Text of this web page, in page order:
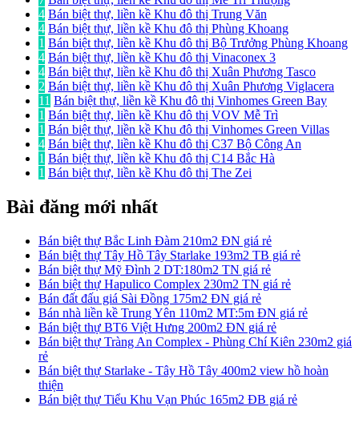
4 Bán biệt thự, liền kề Khu đô thị Trung Văn
4 Bán biệt thự, liền kề Khu đô thị Phùng Khoang
1 Bán biệt thự, liền kề Khu đô thị Bộ Trưởng Phùng Khoang
4 Bán biệt thự, liền kề Khu đô thị Vinaconex 3
4 Bán biệt thự, liền kề Khu đô thị Xuân Phương Tasco
2 Bán biệt thự, liền kề Khu đô thị Xuân Phương Viglacera
11 Bán biệt thự, liền kề Khu đô thị Vinhomes Green Bay
1 Bán biệt thự, liền kề Khu đô thị VOV Mễ Trì
1 Bán biệt thự, liền kề Khu đô thị Vinhomes Green Villas
4 Bán biệt thự, liền kề Khu đô thị C37 Bộ Công An
1 Bán biệt thự, liền kề Khu đô thị C14 Bắc Hà
1 Bán biệt thự, liền kề Khu đô thị The Zei
Bài đăng mới nhất
Bán biệt thự Bắc Linh Đàm 210m2 ĐN giá rẻ
Bán biệt thự Tây Hồ Tây Starlake 193m2 TB giá rẻ
Bán biệt thự Mỹ Đình 2 DT:180m2 TN giá rẻ
Bán biệt thự Hapulico Complex 230m2 TN giá rẻ
Bán đất đấu giá Sài Đồng 175m2 ĐN giá rẻ
Bán nhà liền kề Trung Yên 110m2 MT:5m ĐN giá rẻ
Bán biệt thự BT6 Việt Hưng 200m2 ĐN giá rẻ
Bán biệt thự Tràng An Complex - Phùng Chí Kiên 230m2 giá
rẻ
Bán biệt thự Starlake - Tây Hồ Tây 400m2 view hồ hoàn
thiện
Bán biệt thự Tiểu Khu Vạn Phúc 165m2 ĐB giá rẻ